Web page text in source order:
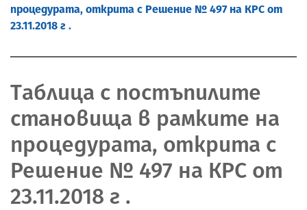
процедурата, открита с Решение № 497 на КРС от
23.11.2018 г .
Tаблица с постъпилите
становища в рамките на
процедурата, открита с
Решение № 497 на КРС от
23.11.2018 г .